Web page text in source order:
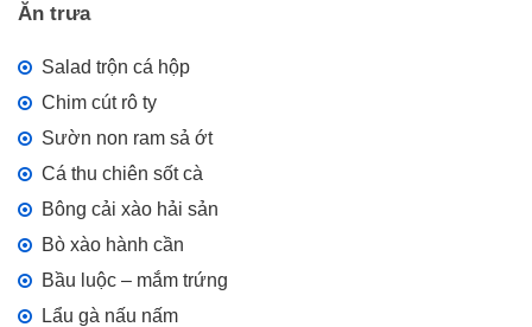
Ăn trưa
Salad trộn cá hộp
Chim cút rô ty
Sườn non ram sả ớt
Cá thu chiên sốt cà
Bông cải xào hải sản
Bò xào hành cần
Bầu luộc – mắm trứng
Lẩu gà nấu nấm